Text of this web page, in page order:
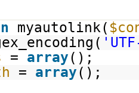
myautolink(
= array();
= array();